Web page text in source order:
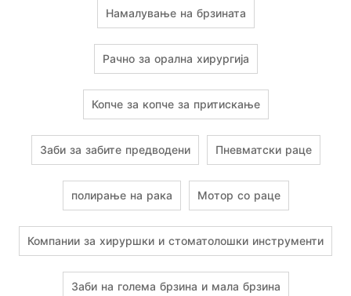
Намалување на брзината
Рачно за орална хирургија
Копче за копче за притискање
Заби за забите предводени Пневматски раце
полирање на рака Мотор со раце
Компании за хируршки и стоматолошки инструменти
Заби на голема брзина и мала брзина